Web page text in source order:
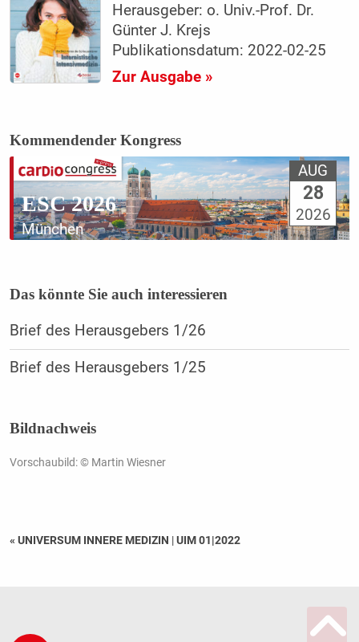
Herausgeber: o. Univ.-Prof. Dr.
Günter J. Krejs
Publikationsdatum: 2022-02-25
Zur Ausgabe »
Kommendender Kongress
ESC 2026
München
AUG
28
2026
Das könnte Sie auch interessieren
Brief des Herausgebers 1/26
Brief des Herausgebers 1/25
Bildnachweis
Vorschaubild: © Martin Wiesner
« UNIVERSUM INNERE MEDIZIN |UIM 01|2022